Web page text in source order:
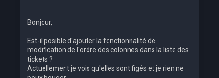
Bonjour,
Est-il posible d'ajouter la fonctionnalité de
modification de l'ordre des colonnes dans la liste des
tickets ?
Actuellement je vois qu'elles sont figés et je rien ne